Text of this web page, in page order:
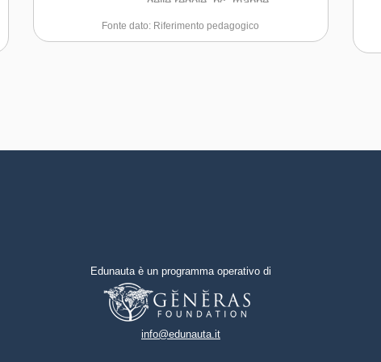
Capacità di comunicare e
negoziare efficacemente con gli
Capacità di possedere spirito di
perseveranza nel
raggiungimento degli obiettivi
Capacità di motivare gli altri e
concettuali) che vadano a
Fonte dato: Riferimento pedagogico
Edunauta è un programma operativo di
info@edunauta.it